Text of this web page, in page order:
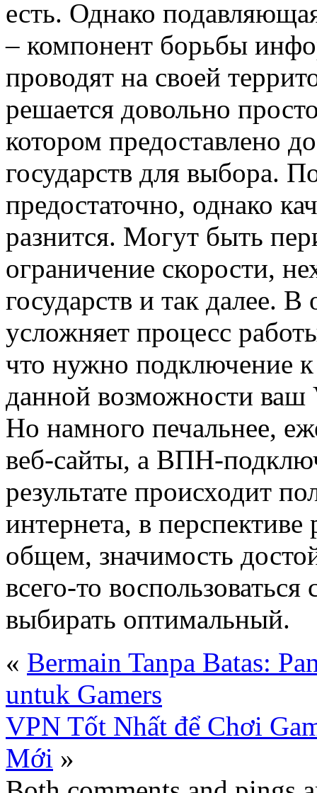
есть. Однако
– компонент борьбы
проводят на своей
решается довольно
котором предоставлено
государств для выбора.
предостаточно, однако
разнится. Могут быть
ограничение скорости,
государств и так далее.
усложняет процесс
что нужно подключение
данной возможности ваш
Но намного печальнее,
веб-сайты, а ВПН-
результате происходит
интернета, в
общем, значимость
всего-то
выбирать оптимальный.
« Bermain Tanpa Batas:
untuk Gamers
VPN Tốt Nhất để Chơi
Mới »